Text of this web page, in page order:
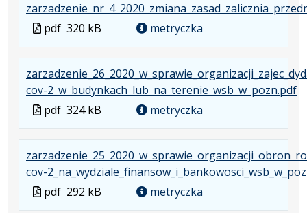
Plik
pdf 320 kB metryczka
cov-2_w_budynkach_lub_na_terenie_wsb_w_pozn.pdf...
Plik
pdf 324 kB metryczka
cov-
Plik
pdf 292 kB metryczka